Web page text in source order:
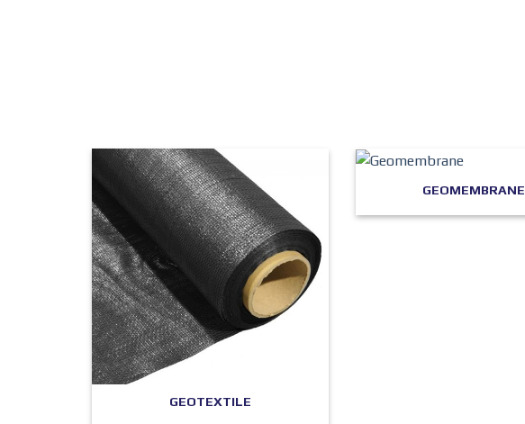
GEOTEXTILE
GEOMEMBRANE